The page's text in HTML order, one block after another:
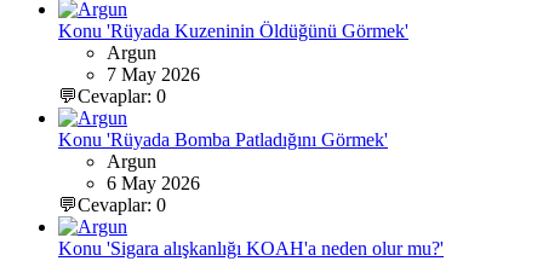
Konu 'Rüyada Kuzeninin Öldüğünü Görmek'
Argun
7 May 2026
💬Cevaplar: 0
Konu 'Rüyada Bomba Patladığını Görmek'
Argun
6 May 2026
💬Cevaplar: 0
Konu 'Sigara alışkanlığı KOAH'a neden olur mu?'